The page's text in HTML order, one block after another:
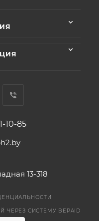
10-85
13-318
ЧЕРЕЗ СИСТЕМУ BEPAID